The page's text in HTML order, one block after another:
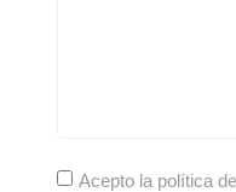
Acepto la política